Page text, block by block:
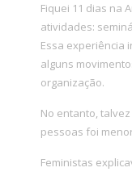
Fiquei 11 dias na
atividades:
Essa experiência
alguns
organização.
No entanto,
pessoas foi
Feministas